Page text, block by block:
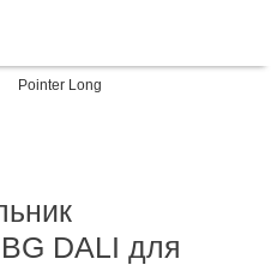
Pointer Long
DALI для